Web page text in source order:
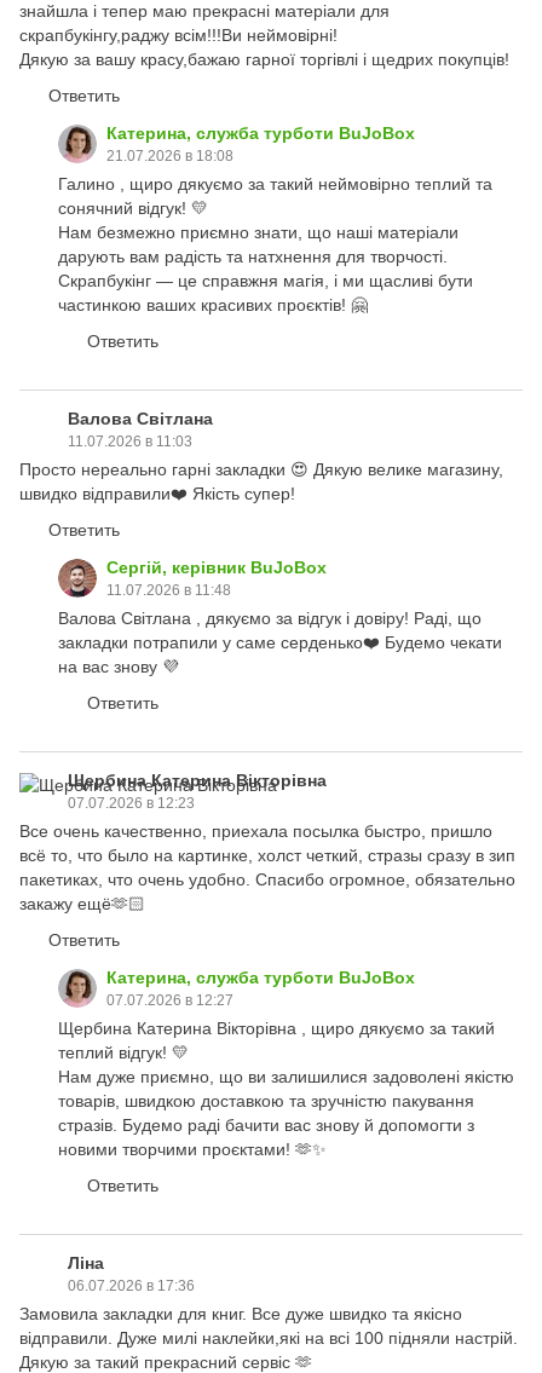
знайшла і тепер маю прекрасні матеріали для
скрапбукінгу,раджу всім!!!Ви неймовірні!
Дякую за вашу красу,бажаю гарної торгівлі і щедрих покупців!
Ответить
Катерина, служба турботи BuJoBox
21.07.2026 в 18:08
Галино , щиро дякуємо за такий неймовірно теплий та
сонячний відгук! 💛
Нам безмежно приємно знати, що наші матеріали
дарують вам радість та натхнення для творчості.
Скрапбукінг — це справжня магія, і ми щасливі бути
частинкою ваших красивих проєктів! 🤗
Ответить
Валова Світлана
11.07.2026 в 11:03
Просто нереально гарні закладки 😍 Дякую велике магазину,
швидко відправили❤️ Якість супер!
Ответить
Сергій, керівник BuJoBox
11.07.2026 в 11:48
Валова Світлана , дякуємо за відгук і довіру! Раді, що
закладки потрапили у саме серденько❤️ Будемо чекати
на вас знову 💜
Ответить
Щербина Катерина Вікторівна
07.07.2026 в 12:23
Все очень качественно, приехала посылка быстро, пришло
всё то, что было на картинке, холст четкий, стразы сразу в зип
пакетиках, что очень удобно. Спасибо огромное, обязательно
закажу ещё🫶🏻
Ответить
Катерина, служба турботи BuJoBox
07.07.2026 в 12:27
Щербина Катерина Вікторівна , щиро дякуємо за такий
теплий відгук! 💛
Нам дуже приємно, що ви залишилися задоволені якістю
товарів, швидкою доставкою та зручністю пакування
стразів. Будемо раді бачити вас знову й допомогти з
новими творчими проєктами! 🫶✨
Ответить
Ліна
06.07.2026 в 17:36
Замовила закладки для книг. Все дуже швидко та якісно
відправили. Дуже милі наклейки,які на всі 100 підняли настрій.
Дякую за такий прекрасний сервіс 🫶